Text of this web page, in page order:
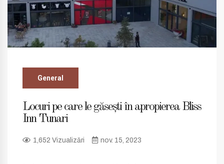
General
Locuri pe care le găsești în apropierea Bliss
Inn Tunari
1,652 Vizualizări nov. 15, 2023